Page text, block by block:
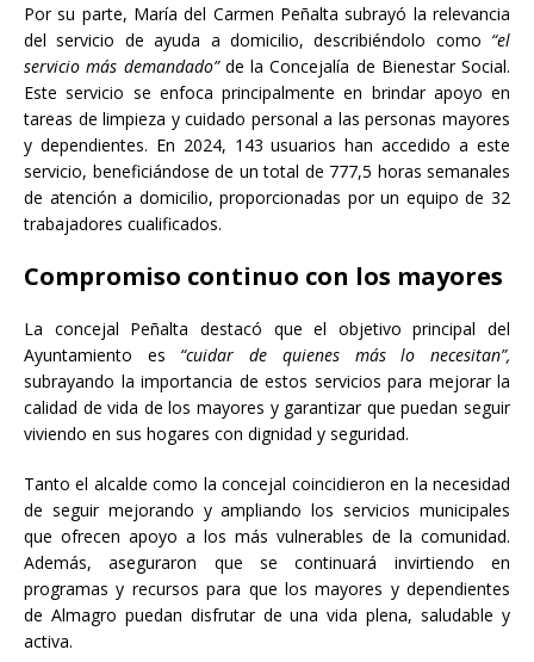
Por su parte, María del Carmen Peñalta subrayó la relevancia
del servicio de ayuda a domicilio, describiéndolo como “el
servicio más demandado”de la Concejalía de Bienestar Social.
Este servicio se enfoca principalmente en brindar apoyo en
tareas de limpieza y cuidado personal a las personas mayores
y dependientes. En 2024, 143 usuarios han accedido a este
servicio, beneficiándose de un total de 777,5 horas semanales
de atención a domicilio, proporcionadas por un equipo de 32
trabajadores cualificados.
Compromiso continuo con los mayores
La concejal Peñalta destacó que el objetivo principal del
Ayuntamiento es “cuidar de quienes más lo necesitan”,
subrayando la importancia de estos servicios para mejorar la
calidad de vida de los mayores y garantizar que puedan seguir
viviendo en sus hogares con dignidad y seguridad.
Tanto el alcalde como la concejal coincidieron en la necesidad
de seguir mejorando y ampliando los servicios municipales
que ofrecen apoyo a los más vulnerables de la comunidad.
Además, aseguraron que se continuará invirtiendo en
programas y recursos para que los mayores y dependientes
de Almagro puedan disfrutar de una vida plena, saludable y
activa.